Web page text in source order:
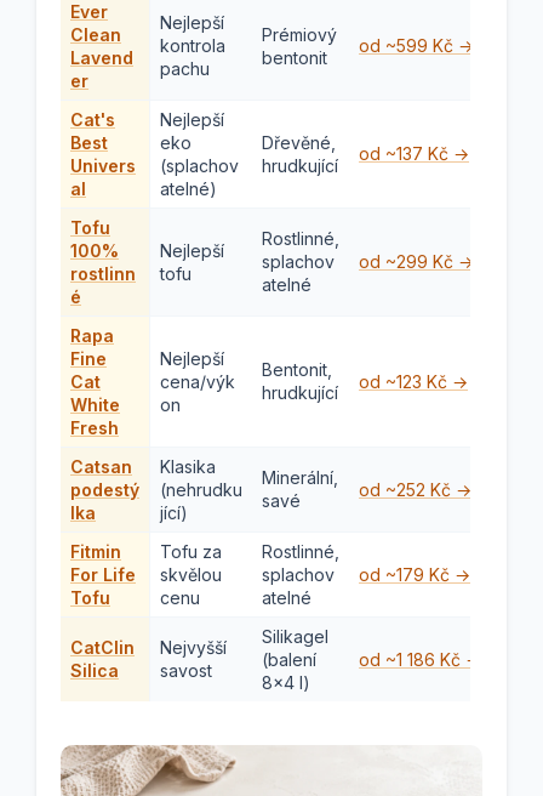
Ever
Clean
Lavend
er
Nejlepší
kontrola
pachu
Prémiový
bentonit
od ~599 Kč →
Cat's
Best
Univers
al
Nejlepší
eko
(splachov
atelné)
Dřevěné,
hrudkující
od ~137 Kč →
Tofu
100%
rostlinn
é
Nejlepší
tofu
Rostlinné,
splachov
atelné
od ~299 Kč →
Rapa
Fine
Cat
White
Fresh
Nejlepší
cena/výk
on
Bentonit,
hrudkující
od ~123 Kč →
Catsan
podestý
lka
Klasika
(nehrudku
jící)
Minerální,
savé
od ~252 Kč →
Fitmin
For Life
Tofu
Tofu za
skvělou
cenu
Rostlinné,
splachov
atelné
od ~179 Kč →
CatClin
Silica
Nejvyšší
savost
Silikagel
(balení
8×4 l)
od ~1 186 Kč →